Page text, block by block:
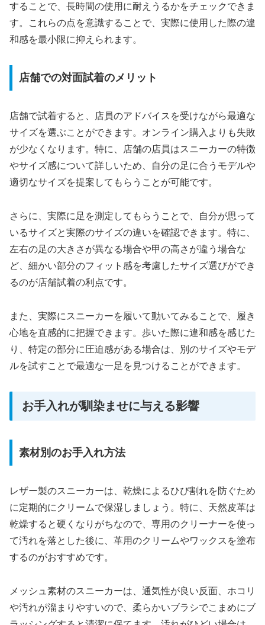
することで、長時間の使用に耐えうるかをチェックできま
す。これらの点を意識することで、実際に使用した際の違
和感を最小限に抑えられます。
店舗での対面試着のメリット
店舗で試着すると、店員のアドバイスを受けながら最適な
サイズを選ぶことができます。オンライン購入よりも失敗
が少なくなります。特に、店舗の店員はスニーカーの特徴
やサイズ感について詳しいため、自分の足に合うモデルや
適切なサイズを提案してもらうことが可能です。
さらに、実際に足を測定してもらうことで、自分が思って
いるサイズと実際のサイズの違いを確認できます。特に、
左右の足の大きさが異なる場合や甲の高さが違う場合な
ど、細かい部分のフィット感を考慮したサイズ選びができ
るのが店舗試着の利点です。
また、実際にスニーカーを履いて動いてみることで、履き
心地を直感的に把握できます。歩いた際に違和感を感じた
り、特定の部分に圧迫感がある場合は、別のサイズやモデ
ルを試すことで最適な一足を見つけることができます。
お手入れが馴染ませに与える影響
素材別のお手入れ方法
レザー製のスニーカーは、乾燥によるひび割れを防ぐため
に定期的にクリームで保湿しましょう。特に、天然皮革は
乾燥すると硬くなりがちなので、専用のクリーナーを使っ
て汚れを落とした後に、革用のクリームやワックスを塗布
するのがおすすめです。
メッシュ素材のスニーカーは、通気性が良い反面、ホコリ
や汚れが溜まりやすいので、柔らかいブラシでこまめにブ